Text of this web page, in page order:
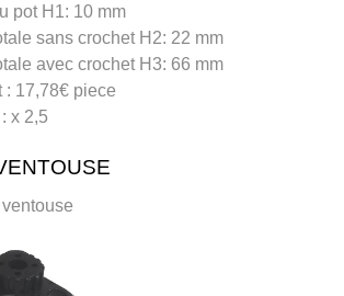
pot H1: 10 mm
sans crochet H2: 22 mm
avec crochet H3: 66 mm
: 17,78€ piece
x 2,5